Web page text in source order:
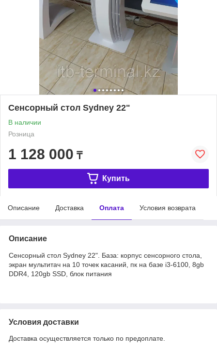
Сенсорный стол Sydney 22"
В наличии
Розница
1 128 000 ₸
Купить
Описание Доставка Оплата Условия возврата
Описание
Сенсорный стол Sydney 22". База: корпус сенсорного стола,
экран мультитач на 10 точек касаний, пк на базе i3-6100, 8gb
DDR4, 120gb SSD, блок питания
Условия доставки
Доставка осуществляется только по предоплате.